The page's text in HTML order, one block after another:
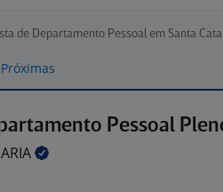
de Departamento Pessoal em Santa
Próximas
Pessoal